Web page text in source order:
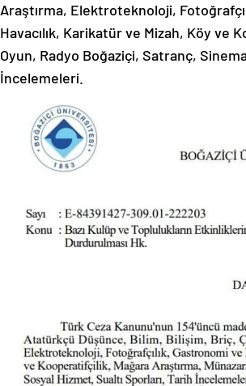
Araştırma, Elektroteknoloji,
Havacılık, Karikatür ve Mizah, Köy ve
Oyun, Radyo Boğaziçi, Satranç,
İncelemeleri.